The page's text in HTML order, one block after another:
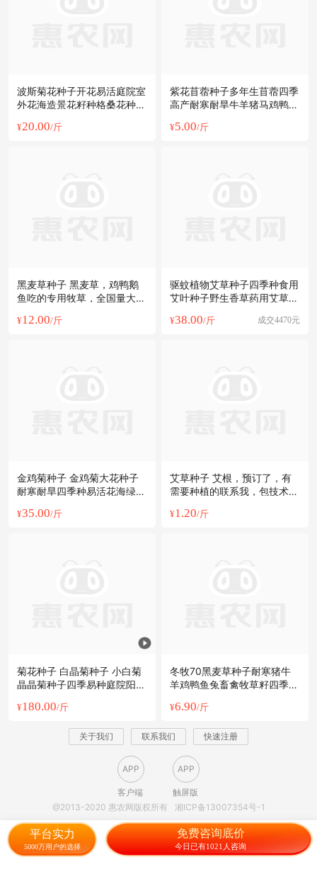
波斯菊花种子开花易活庭院室
外花海造景花籽种格桑花种籽
¥20.00/斤
紫花苜蓿种子多年生苜蓿四季
高产耐寒耐旱牛羊猪马鸡鸭鹅
¥5.00/斤
黑麦草种子 黑麦草，鸡鸭鹅
鱼吃的专用牧草，全国量大优
¥12.00/斤
驱蚊植物艾草种子四季种食用
艾叶种子野生香草药用艾草籽
¥38.00/斤 成交4470元
金鸡菊种子 金鸡菊大花种子
耐寒耐旱四季种易活花海绿化
¥35.00/斤
艾草种子 艾根，预订了，有
需要种植的联系我，包技术，
¥1.20/斤
菊花种子 白晶菊种子 小白菊
晶晶菊种子四季易种庭院阳台
¥180.00/斤
冬牧70黑麦草种子耐寒猪牛
羊鸡鸭鱼兔畜禽牧草籽四季黑
¥6.90/斤
关于我们 联系我们 快速注册
APP
客户端
APP
触屏版
@2013-2020 惠农网版权所有
湘ICP备13007354号-1
平台实力
5000万用户的选择
免费咨询底价
今日已有1021人咨询